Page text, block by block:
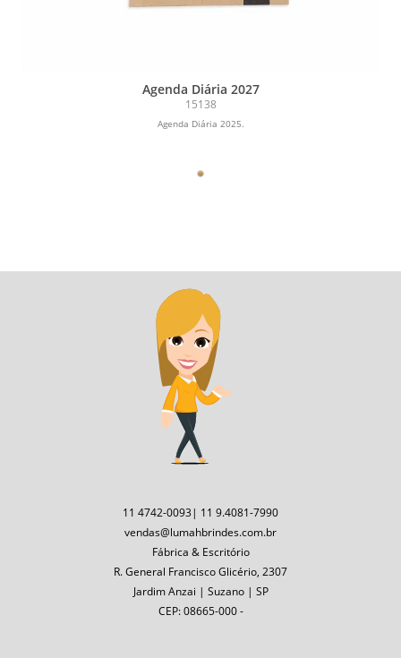
Agenda Diária 2027
15138
Agenda Diária 2025.
11 4742-0093| 11 9.4081-7990
vendas@lumahbrindes.com.br
Fábrica & Escritório
R. General Francisco Glicério, 2307
Jardim Anzai | Suzano | SP
CEP: 08665-000 -